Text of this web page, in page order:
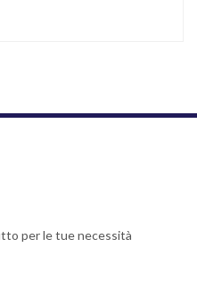
per le tue necessità